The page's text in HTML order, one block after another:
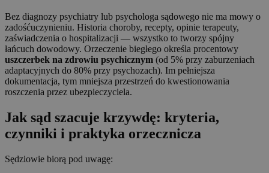
Bez diagnozy psychiatry lub psychologa sądowego nie ma mowy o
zadośćuczynieniu. Historia choroby, recepty, opinie terapeuty,
zaświadczenia o hospitalizacji — wszystko to tworzy spójny
łańcuch dowodowy. Orzeczenie biegłego określa procentowy
uszczerbek na zdrowiu psychicznym (od 5% przy zaburzeniach
adaptacyjnych do 80% przy psychozach). Im pełniejsza
dokumentacja, tym mniejsza przestrzeń do kwestionowania
roszczenia przez ubezpieczyciela.
Jak sąd szacuje krzywdę: kryteria,
czynniki i praktyka orzecznicza
Sędziowie biorą pod uwagę: